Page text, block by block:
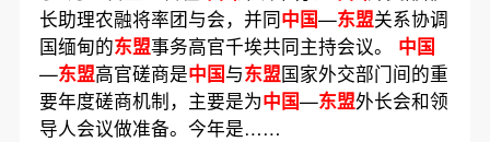
长助理农融将率团与会，并同中国—东盟关系协调
国缅甸的东盟事务高官千埃共同主持会议。 中国
—东盟高官磋商是中国与东盟国家外交部门间的重
要年度磋商机制，主要是为中国—东盟外长会和领
导人会议做准备。今年是……